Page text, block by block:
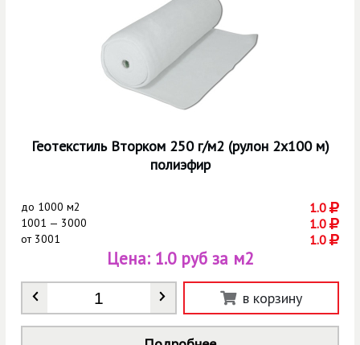
Геотекстиль Вторком 250 г/м2 (рулон 2х100 м)
полиэфир
до 1000 м2 1.0
1001 — 3000 1.0
от3001 1.0
Количество
Цена: 1.0 руб за м2
в корзину